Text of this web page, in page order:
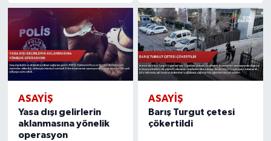
ASAYIŞ
Yasa dışı gelirlerin
aklanmasına yönelik
operasyon
ASAYIŞ
Barış Turgut çetesi
çökertildi